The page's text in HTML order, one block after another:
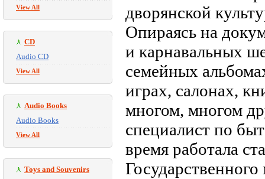
View All
CD
Audio CD
View All
Audio Books
Audio Books
View All
Toys and Souvenirs
дворянской
Опираясь на
и карнавальных
семейных
играх, салонах,
многом, многом
специалист по
время работала